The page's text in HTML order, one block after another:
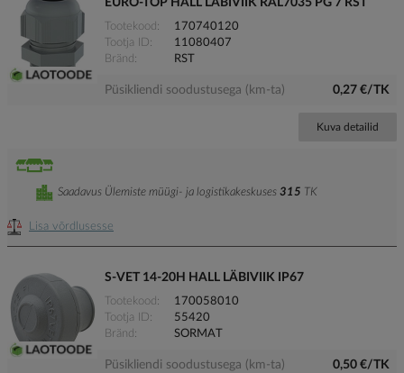
EURO-TOP HALL LÄBIVIIK RAL7035 PG 7 RST
Tootekood
170740120
Tootja ID
11080407
Bränd
RST
Püsikliendi soodustusega (km-ta) 0,27 €/TK
Kuva detailid
Lisa võrdlusesse
Saadavus Ülemiste müügi- ja logistikakeskuses 315 TK
S-VET 14-20H HALL LÄBIVIIK IP67
Tootekood
170058010
Tootja ID
55420
Bränd
SORMAT
Püsikliendi soodustusega (km-ta) 0,50 €/TK